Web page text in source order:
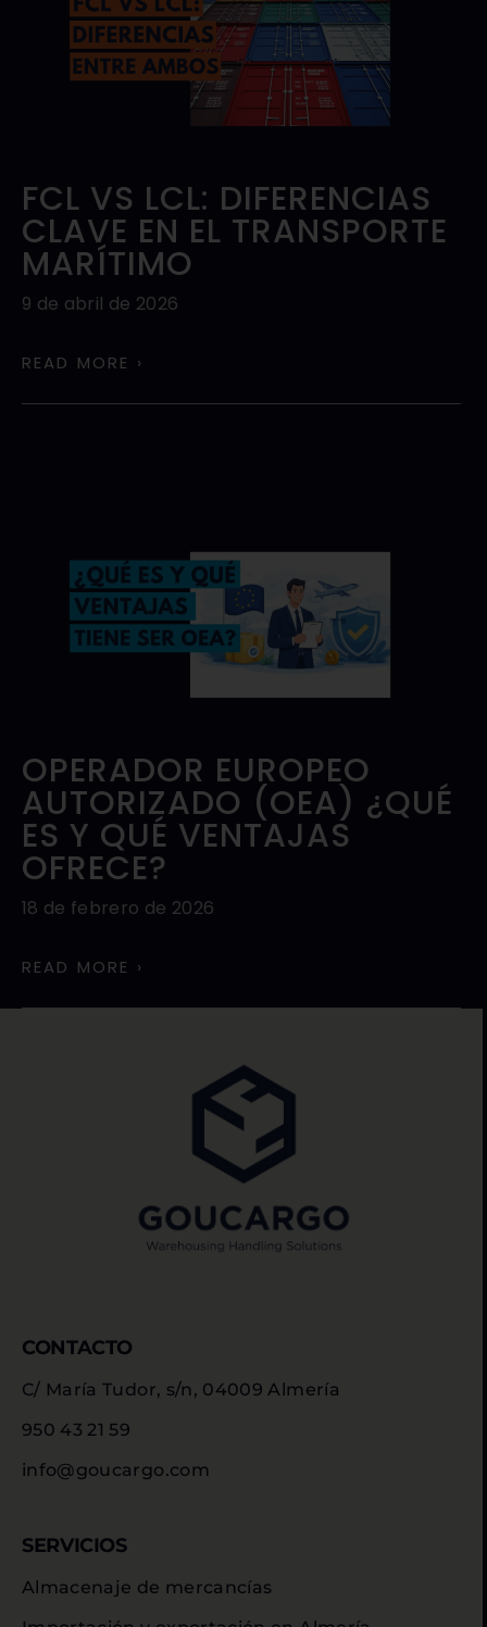
FCL VS LCL: DIFERENCIAS
CLAVE EN EL TRANSPORTE
MARÍTIMO
9 de abril de 2026
READ MORE ›
OPERADOR EUROPEO
AUTORIZADO (OEA) ¿QUÉ
ES Y QUÉ VENTAJAS
OFRECE?
18 de febrero de 2026
READ MORE ›
CONTACTO
C/ María Tudor, s/n, 04009 Almería
950 43 21 59
info@goucargo.com
SERVICIOS
Almacenaje de mercancías